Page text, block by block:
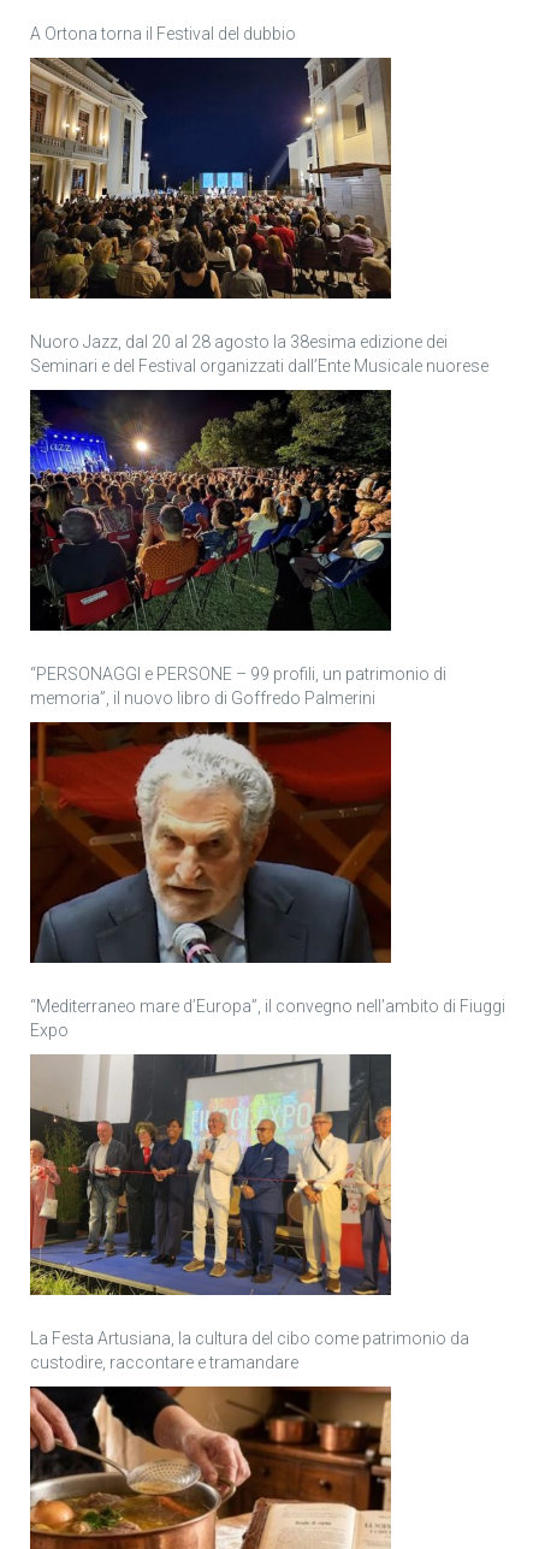
A Ortona torna il Festival del dubbio
Nuoro Jazz, dal 20 al 28 agosto la 38esima edizione dei
Seminari e del Festival organizzati dall’Ente Musicale nuorese
“PERSONAGGI e PERSONE – 99 profili, un patrimonio di
memoria”, il nuovo libro di Goffredo Palmerini
“Mediterraneo mare d’Europa”, il convegno nell’ambito di Fiuggi
Expo
La Festa Artusiana, la cultura del cibo come patrimonio da
custodire, raccontare e tramandare